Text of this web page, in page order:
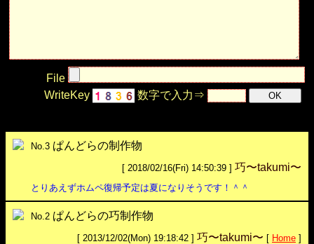
File
WriteKey
数字で入力⇒
No.3 ぱんどらの制作物
[ 2018/02/16(Fri) 14:50:39 ] 巧〜takumi〜
とりあえずホムペ復帰予定は夏になりそうです！＾＾
No.2 ぱんどらの巧制作物
[ 2013/12/02(Mon) 19:18:42 ] 巧〜takumi〜 [ Home ]